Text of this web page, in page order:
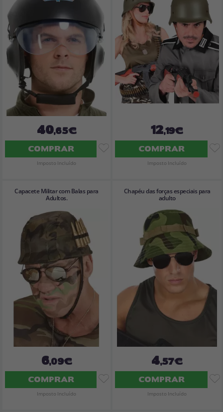
40,65€
COMPRAR
Imposto Incluído
12,19€
COMPRAR
Imposto Incluído
Capacete Militar com Balas para
Adultos.
6,09€
COMPRAR
Imposto Incluído
Chapéu das forças especiais para
adulto
4,57€
COMPRAR
Imposto Incluído